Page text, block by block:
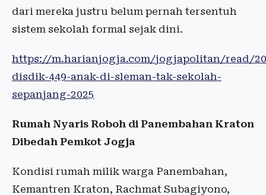
dari mereka justru belum pernah tersentuh
sistem sekolah formal sejak dini.
https://m.harianjogja.com/jogjapolitan/read/
disdik-449-anak-di-sleman-tak-sekolah-
sepanjang-2025
Rumah Nyaris Roboh di Panembahan Kraton
Dibedah Pemkot Jogja
Kondisi rumah milik warga Panembahan,
Kemantren Kraton, Rachmat Subagiyono,